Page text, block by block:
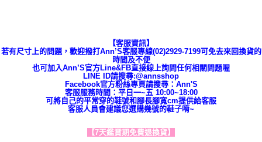
【客服資訊】
若有尺寸上的問題，歡迎撥打Ann’S客服專線(02)2929-7199可免去來回換貨的
時間及不便
也可加入Ann’S官方Line&FB直接線上詢問任何相關問題喔
LINE ID請搜尋:@annsshop
Facebook官方粉絲專頁請搜尋：Ann'S
客服服務時間：平日一~五 10:00~18:00
可將自己的平常穿的鞋號和腳長腳寬cm提供給客服
客服人員會建議您選購幾號的鞋子唷~
【7天鑑賞期免費退換貨】